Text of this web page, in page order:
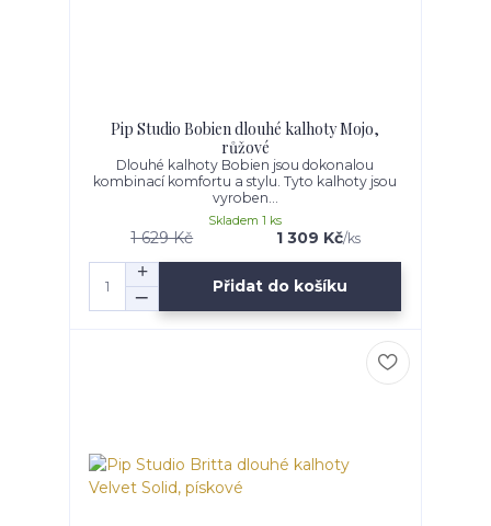
Pip Studio Bobien dlouhé kalhoty Mojo,
růžové
Dlouhé kalhoty Bobien jsou dokonalou
kombinací komfortu a stylu. Tyto kalhoty jsou
vyroben...
1 629 Kč 1 309 Kč/ks
Skladem 1 ks
Přidat do košíku